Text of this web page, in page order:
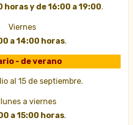
horas y de 16:00 a 19:00.
Viernes
a 14:00 horas.
- de verano
al 15 de septiembre.
lunes a viernes
a 15:00 horas.